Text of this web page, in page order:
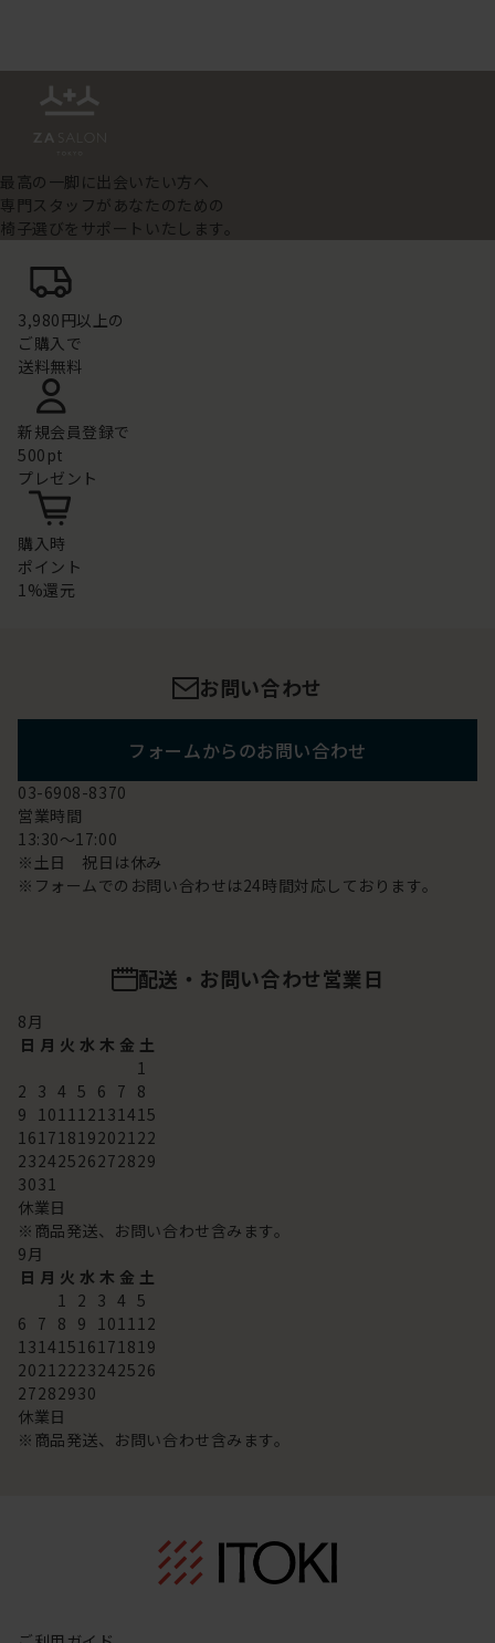
最高の一脚に出会いたい方へ
専門スタッフがあなたのための
椅子選びをサポートいたします。
3,980円以上の
ご購入で
送料無料
新規会員登録で
500pt
プレゼント
購入時
ポイント
1%還元
お問い合わせ
フォームからのお問い合わせ
03-6908-8370
営業時間
13:30～17:00
※土日 祝日は休み
※フォームでのお問い合わせは24時間対応しております。
配送・お問い合わせ営業日
8月
日 月 火 水 木 金 土
1
2 3 4 5 6 7 8
9 101112131415
16171819202122
23242526272829
3031
休業日
※商品発送、お問い合わせ含みます。
9月
日 月 火 水 木 金 土
1 2 3 4 5
6 7 8 9 101112
13141516171819
20212223242526
27282930
休業日
※商品発送、お問い合わせ含みます。